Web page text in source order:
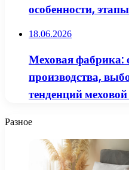
особенности,
18.06.2026
Меховая фабрика:
производства,
тенденций
Разное